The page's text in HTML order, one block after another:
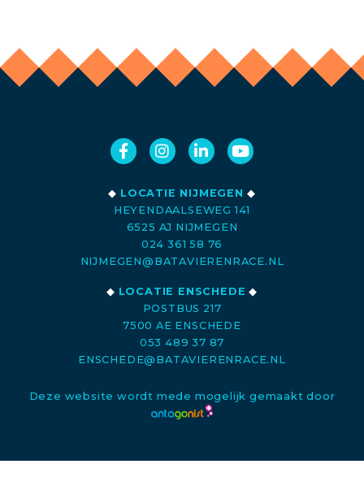
◆ LOCATIE NIJMEGEN ◆
HEYENDAALSEWEG 141
6525 AJ NIJMEGEN
024 361 58 76
NIJMEGEN@BATAVIERENRACE.NL
◆ LOCATIE ENSCHEDE ◆
POSTBUS 217
7500 AE ENSCHEDE
053 489 37 87
ENSCHEDE@BATAVIERENRACE.NL
Deze website wordt mede mogelijk gemaakt door